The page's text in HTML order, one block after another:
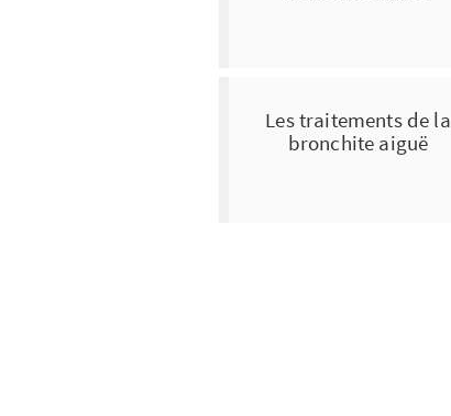
Les traitements de la
bronchite aiguë